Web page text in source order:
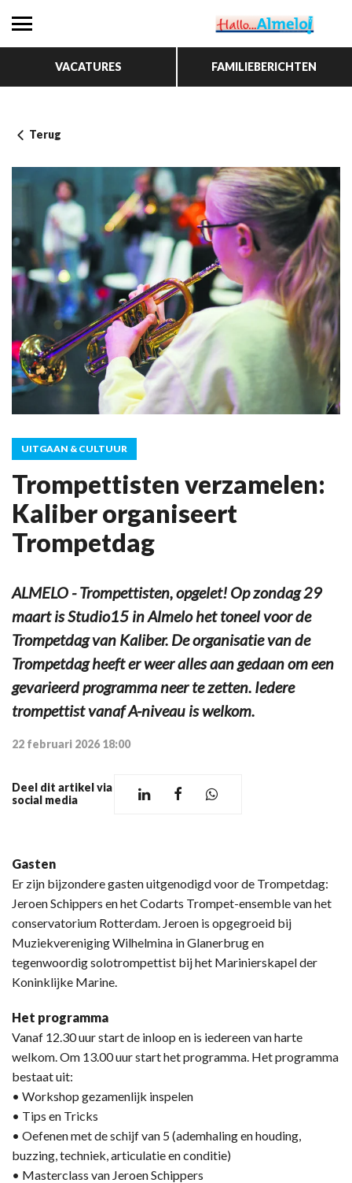
VACATURES FAMILIEBERICHTEN
Terug
UITGAAN & CULTUUR
Trompettisten verzamelen:
Kaliber organiseert
Trompetdag
ALMELO - Trompettisten, opgelet! Op zondag 29
maart is Studio15 in Almelo het toneel voor de
Trompetdag van Kaliber. De organisatie van de
Trompetdag heeft er weer alles aan gedaan om een
gevarieerd programma neer te zetten. Iedere
trompettist vanaf A-niveau is welkom.
22 februari 2026 18:00
Deel dit artikel via
social media
Gasten
Er zijn bijzondere gasten uitgenodigd voor de Trompetdag:
Jeroen Schippers en het Codarts Trompet-ensemble van het
conservatorium Rotterdam. Jeroen is opgegroeid bij
Muziekvereniging Wilhelmina in Glanerbrug en
tegenwoordig solotrompettist bij het Marinierskapel der
Koninklijke Marine.
Het programma
Vanaf 12.30 uur start de inloop en is iedereen van harte
welkom. Om 13.00 uur start het programma. Het programma
bestaat uit:
• Workshop gezamenlijk inspelen
• Tips en Tricks
• Oefenen met de schijf van 5 (ademhaling en houding,
buzzing, techniek, articulatie en conditie)
• Masterclass van Jeroen Schippers